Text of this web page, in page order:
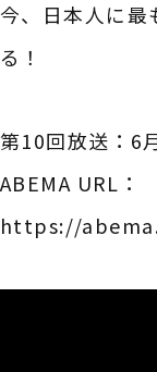
今、日本人に最
る！
第10回放送：6
ABEMA URL：
https://